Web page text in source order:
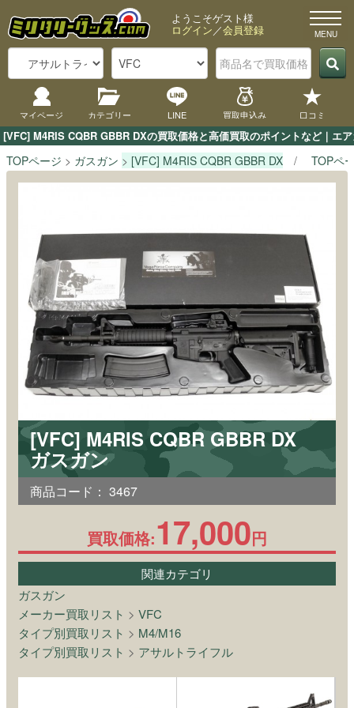
[VFC] M4RIS CQBR GBBR DXの買取価格と高価買取のポイントなど｜エ
ようこそゲスト様
ログイン／会員登録
マイページ カテゴリー LINE 買取申込み 口コミ
TOPページ ガスガン [VFC] M4RIS CQBR GBBR DX TOPペ
[VFC] M4RIS CQBR GBBR DX
ガスガン
商品コード： 3467
買取価格:17,000円
関連カテゴリ
ガスガン
メーカー買取リスト > VFC
タイプ別買取リスト > M4/M16
タイプ別買取リスト > アサルトライフル